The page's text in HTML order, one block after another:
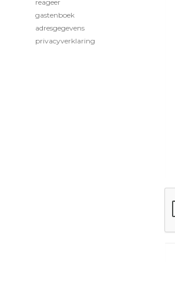
reageer
gastenboek
adresgegevens
privacyverklaring